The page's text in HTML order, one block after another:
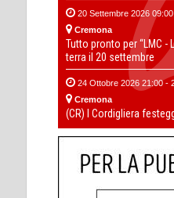
20 Settembre 2026
Cremona
Tutto pronto per “LMC -
terra il 20 settembre
24 Ottobre 2026 21:00 -
Cremona
(CR) I Cordigliera